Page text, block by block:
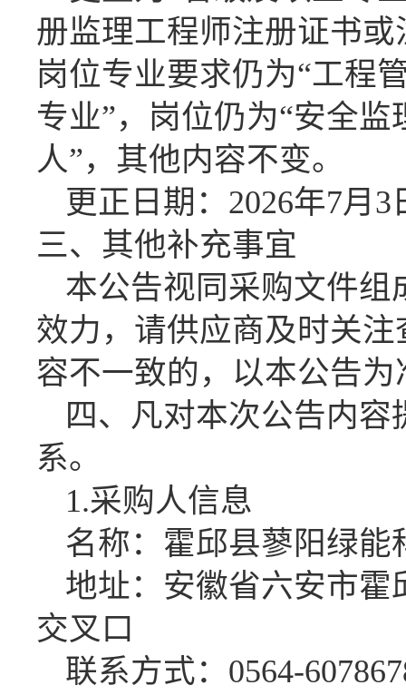
册监理工程师注册证书
岗位专业要求仍为“工程
专业”，岗位仍为“安全
人”，其他内容不变。
更正日期： 2026年7月 3
三、其他补充事宜
本公告视同采购文件
效力，请供应商及时关
容不一致的，以本公告为
四、凡对本次公告内
系。
1.采购人信息
名称：霍邱县蓼阳绿能
地址：安徽省六安市
交叉口
联系方式： 0564-